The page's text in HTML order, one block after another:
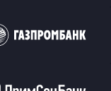
заявку
в Сбербанк
заявку